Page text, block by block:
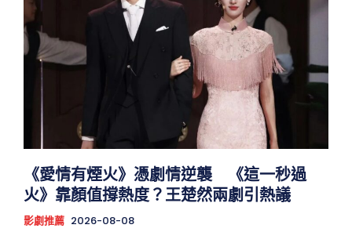
《愛情有煙火》憑劇情逆襲 《這一秒過
火》靠顏值撐熱度？王楚然兩劇引熱議
影劇推薦 2026-08-08